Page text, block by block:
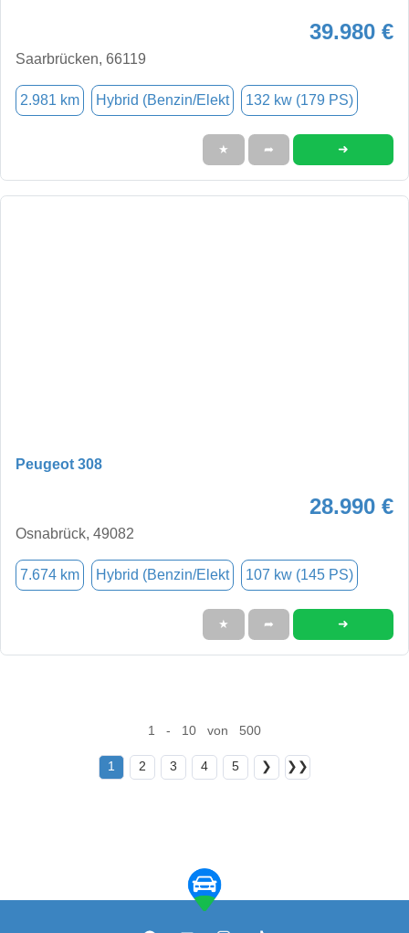
39.980 €
Saarbrücken, 66119
2.981 km Hybrid (Benzin/Elekt 132 kw (179 PS)
★ ➦ ➜
Peugeot 308
28.990 €
Osnabrück, 49082
7.674 km Hybrid (Benzin/Elekt 107 kw (145 PS)
★ ➦ ➜
1 - 10 von 500
1 2 3 4 5 ❯ ❯❯